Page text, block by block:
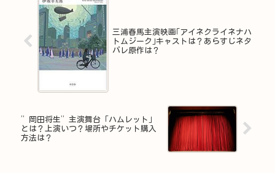
三浦春馬主演映画｢アイネクライネナハ
トムジーク｣キャストは？あらすじネタ
バレ原作は？
”岡田将生”主演舞台「ハムレット」
とは？上演いつ？場所やチケット購入
方法は？